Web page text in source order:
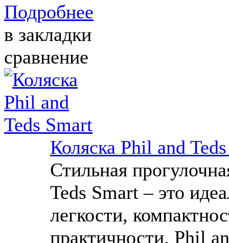
Подробнее
в закладки
сравнение
Коляска Phil and
Стильная
Teds Smart – это
легкости,
практичности. Phil